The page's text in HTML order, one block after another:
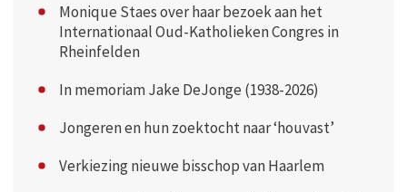
Monique Staes over haar bezoek aan het
Internationaal Oud-Katholieken Congres in
Rheinfelden
In memoriam Jake DeJonge (1938-2026)
Jongeren en hun zoektocht naar ‘houvast’
Verkiezing nieuwe bisschop van Haarlem